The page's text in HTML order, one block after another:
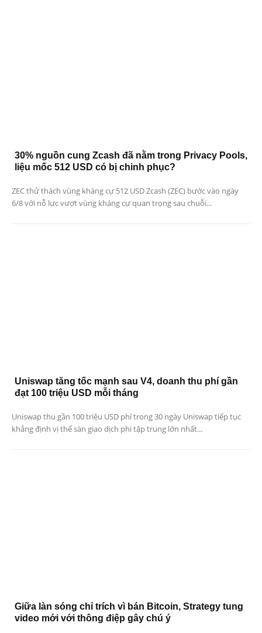
30% nguồn cung Zcash đã nằm trong Privacy Pools,
liệu mốc 512 USD có bị chinh phục?
ZEC thử thách vùng kháng cự 512 USD Zcash (ZEC) bước vào ngày
6/8 với nỗ lực vượt vùng kháng cự quan trọng sau chuỗi...
Uniswap tăng tốc mạnh sau V4, doanh thu phí gần
đạt 100 triệu USD mỗi tháng
Uniswap thu gần 100 triệu USD phí trong 30 ngày Uniswap tiếp tục
khẳng định vị thế sàn giao dịch phi tập trung lớn nhất...
Giữa làn sóng chỉ trích vì bán Bitcoin, Strategy tung
video mới với thông điệp gây chú ý